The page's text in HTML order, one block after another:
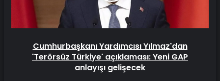
Cumhurbaşkanı Yardımcısı Yılmaz'dan
'Terörsüz Türkiye' açıklaması: Yeni GAP
anlayışı gelişecek